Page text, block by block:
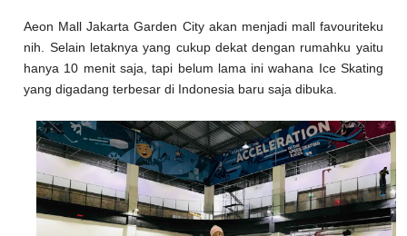
Aeon Mall Jakarta Garden City akan menjadi mall favouriteku
nih. Selain letaknya yang cukup dekat dengan rumahku yaitu
hanya 10 menit saja, tapi belum lama ini wahana Ice Skating
yang digadang terbesar di Indonesia baru saja dibuka.